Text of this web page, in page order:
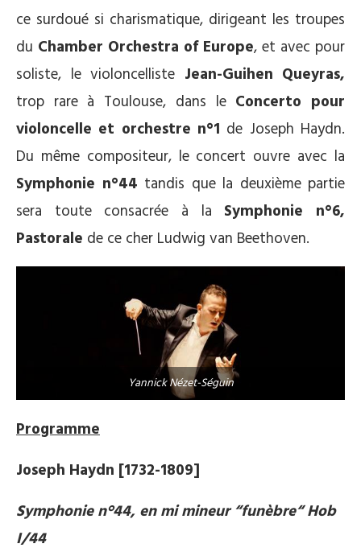
ce surdoué si charismatique, dirigeant les troupes
du Chamber Orchestra of Europe, et avec pour
soliste, le violoncelliste Jean-Guihen Queyras,
trop rare à Toulouse, dans le Concerto pour
violoncelle et orchestre n°1 de Joseph Haydn.
Du même compositeur, le concert ouvre avec la
Symphonie n°44 tandis que la deuxième partie
sera toute consacrée à la Symphonie n°6,
Pastorale de ce cher Ludwig van Beethoven.
Yannick Nézet-Séguin
Programme
Joseph Haydn [1732-1809]
Symphonie n°44, en mi mineur “funèbre“ Hob
I/44